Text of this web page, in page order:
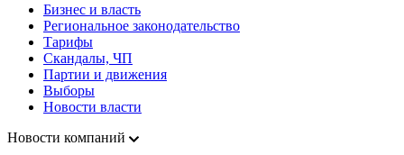
Бизнес и власть
Региональное законодательство
Тарифы
Скандалы, ЧП
Партии и движения
Выборы
Новости власти
Новости компаний